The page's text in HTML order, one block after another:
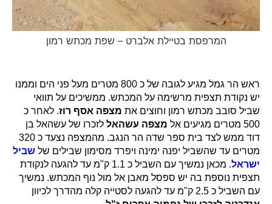
המרפסת בטיילת אלברט – שפת מכתש רמון
ראש הר גמל מגיע לגובה של כ 800 מטרים מעל פני הים וממנו
יש נקודת תצפית מרשימה על המכתש. ממשיכים על תוואי
שביל סובב מכתש רמון וחוצים את מצפה אסף רוז. לאחר כ
500 מטרים מגיעים אל
מצפה עשהאל לזכרו של עשהאל בן
דוד ממש לצד בית ספר שדה הר הנגב. מהמצפה נצעד כ 320
מטרים עד שהשביל יפנה ימינה ויפרד מסימון שבילים של שביל
ישראל
. מכאן נמשיך עם השביל כ 1.1 ק"מ עד להגעה לנקודת
תצפית נוספת בה יש ספסל מאבן אל מול נוף המכתש. נמשיך
עם השביל כ 2.5 ק"מ עד להגעה לסטייה קלה מהדרך לכיוון